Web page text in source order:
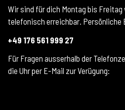
Wir sind für dich Montag bis Freitag
telefonisch erreichbar. Persönliche
+49 176 561 999 27
Für Fragen ausserhalb der
die Uhr per E-Mail zur Verügung: